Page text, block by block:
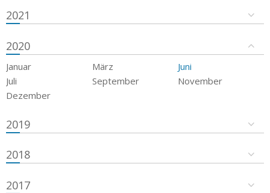
2021
2020
Januar März
Juni
Juli
September
November
Dezember
2019
2018
2017